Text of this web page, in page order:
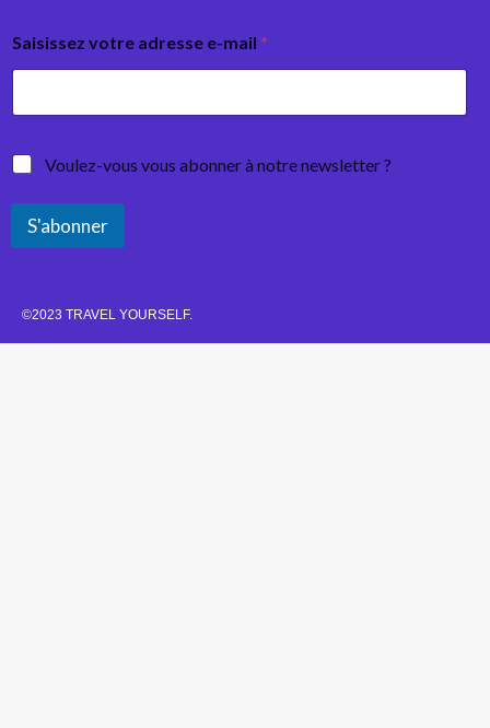
Saisissez votre adresse e-mail *
Voulez-vous vous abonner à notre newsletter ?
S'abonner
©2023 TRAVEL YOURSELF.